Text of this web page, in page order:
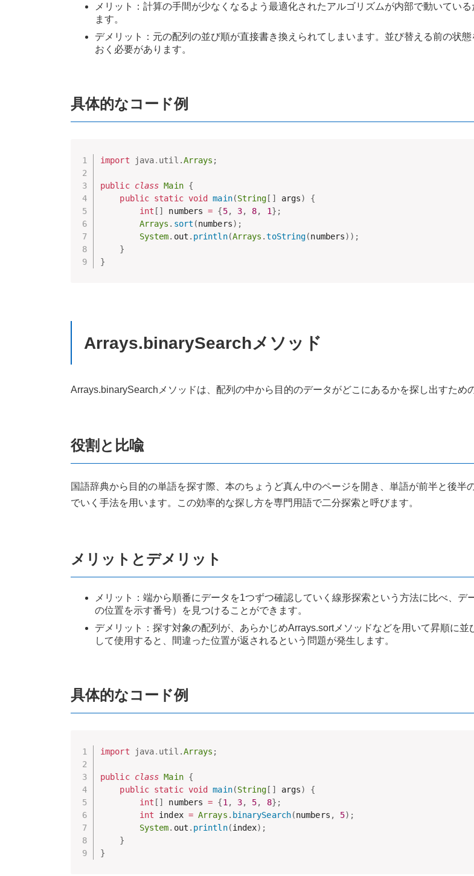
メリット：計算の手間が少なくなるよう最適化されたアルゴリズムが内部で動いてい
ます。
デメリット：元の配列の並び順が直接書き換えられてしまいます。並び替える前の状
おく必要があります。
具体的なコード例
import java. util .Arrays ;
public class Main {
public static void main(String [ ] args)
{
int [ ] numbers = {5, 3, 8, 1} ;
Arrays . sort (numbers) ;
System. out . println(Arrays .toString(numbers) ) ;
}
}
Arrays.binarySearchメソッド
Arrays.binarySearchメソッドは、配列の中から目的のデータがどこにあるかを探し出すため
役割と比喩
国語辞典から目的の単語を探す際、本のちょうど真ん中のページを開き、単語が前半と後
でいく手法を用います。この効率的な探し方を専門用語で二分探索と呼びます。
メリットとデメリット
メリット：端から順番にデータを1つずつ確認していく線形探索という方法に比べ、
の位置を示す番号）を見つけることができます。
デメリット：探す対象の配列が、あらかじめArrays.sortメソッドなどを用いて昇順に
して使用すると、間違った位置が返されるという問題が発生します。
具体的なコード例
import java. util .Arrays ;
public class Main {
public static void main(String [ ] args)
{
int [ ] numbers = {1 , 3, 5, 8} ;
int index = Arrays . binarySearch(numbers , 5) ;
System. out . println(index) ;
}
}